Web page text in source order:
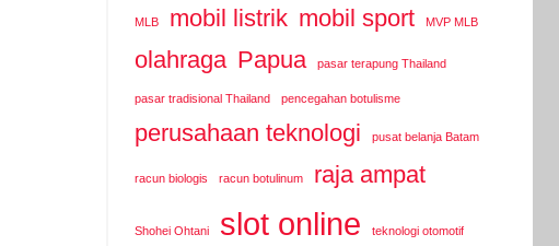
MLB mobil listrik mobil sport MVP MLB
olahraga Papua pasar terapung Thailand
pasar tradisional Thailand pencegahan botulisme
perusahaan teknologi pusat belanja Batam
racun biologis racun botulinum raja ampat
Shohei Ohtani slot online teknologi otomotif